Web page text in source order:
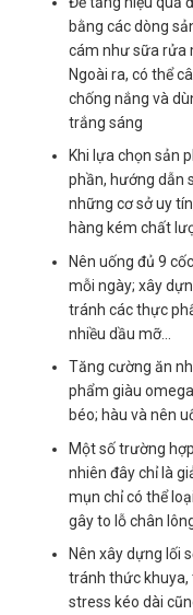
bằng các dòng
cám như sữa rửa
Ngoài ra, có thể
chống nắng và
trắng sáng
Khi lựa chọn sản
phần, hướng dẫn
những cơ sở uy
hàng kém chất
Nên uống đủ 9
mỗi ngày; xây
tránh các thực
nhiều dầu mỡ…
Tăng cường ăn
phẩm giàu
béo; hàu và nên
Một số trường
nhiên đây chỉ là
mụn chỉ có thể
gây to lỗ chân
Nên xây dựng lối
tránh thức
stress kéo dài